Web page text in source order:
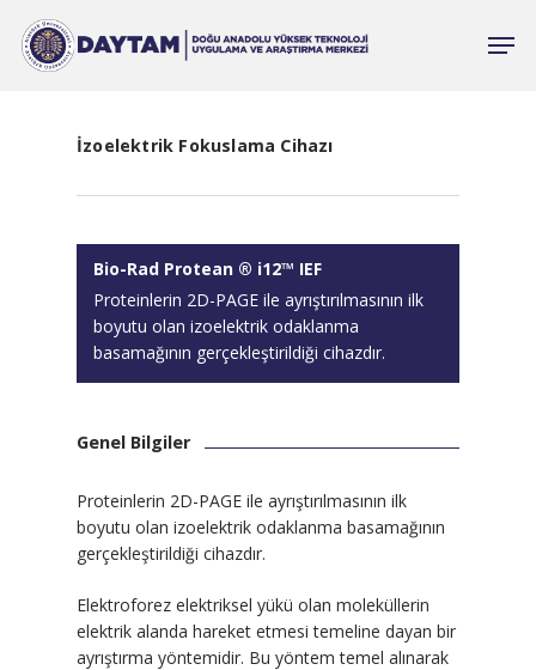
İzoelektrik Fokuslama Cihazı
Bio-Rad Protean ® i12™ IEF
Proteinlerin 2D-PAGE ile ayrıştırılmasının ilk
boyutu olan izoelektrik odaklanma
basamağının gerçekleştirildiği cihazdır.
Genel Bilgiler
Proteinlerin 2D-PAGE ile ayrıştırılmasının ilk
boyutu olan izoelektrik odaklanma basamağının
gerçekleştirildiği cihazdır.
Elektroforez elektriksel yükü olan moleküllerin
elektrik alanda hareket etmesi temeline dayan bir
ayrıştırma yöntemidir. Bu yöntem temel alınarak